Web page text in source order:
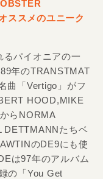
ススメのユニーク
るパイオニアの一
年のTRANSTMAT
曲「Vertigo」がフ
HOOD,MIKE
らNORMA
DETTMANNたちベ
のDE9にも使
は97年のアルバム
の「You Get